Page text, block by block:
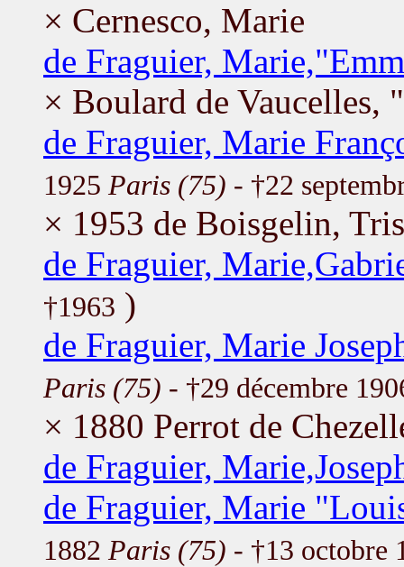
× Cernesco, Marie
de Fraguier,
× Boulard de
de Fraguier, Marie
1925 Paris (75) - †22
× 1953 de Boisgelin,
de Fraguier,
†1963 )
de Fraguier, Marie
Paris (75) - †29 décembre
× 1880 Perrot de
de Fraguier,
de Fraguier, Marie
1882 Paris (75) - †13 octobre